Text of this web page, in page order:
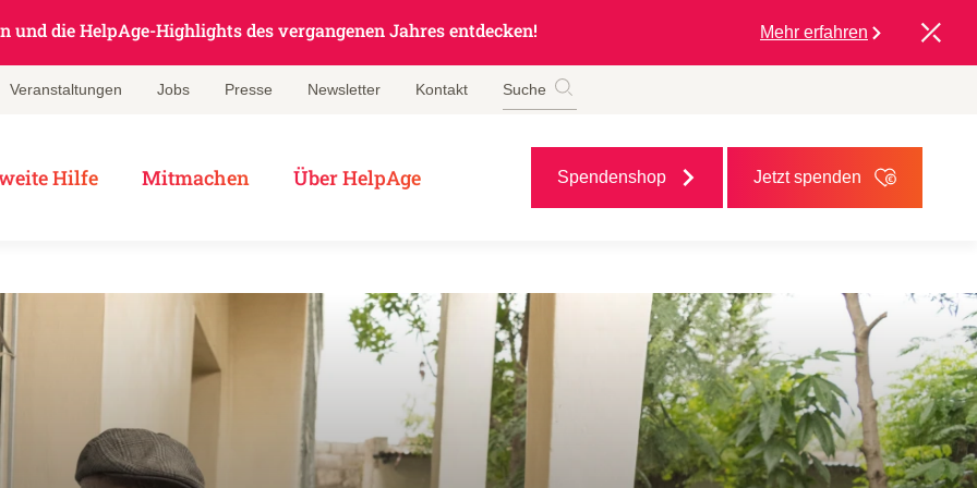
und die HelpAge-Highlights des vergangenen Jahres entdecken! Mehr erfahren
Veranstaltungen Jobs Presse Newsletter Kontakt Suche
Hilfe Mitmachen Über HelpAge Spendenshop Jetzt spenden